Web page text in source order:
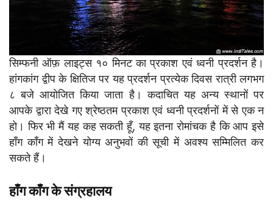
सिम्फनी ऑफ़ लाइट्स १० मिनट का प्रकाश एवं ध्वनी प्रदर्शन है।
हांगकांग द्वीप के क्षितिज पर यह प्रदर्शन प्रत्येक दिवस रात्री लगभग
८ बजे आयोजित किया जाता है। कदाचित यह अन्य स्थानों पर
आपके द्वारा देखे गए श्रेष्ठतम प्रकाश एवं ध्वनी प्रदर्शनों में से एक न
हो। फिर भी मैं यह कह सकती हूँ, यह इतना रोमांचक है कि आप इसे
हाँग काँग में देखने योग्य अनुभवों की सूची में अवश्य सम्मिलित कर
सकते हैं।
हाँग काँग के संग्रहालय